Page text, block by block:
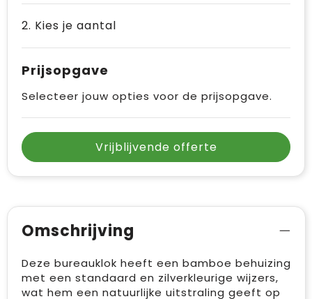
Sport
Vrije tijd en Strand
Waterflesjes
Winterse inspiratie
Toilettassen
Draagtassen
Golftassen
Trolleys
2. Kies je aantal
Prijsopgave
Selecteer jouw opties voor de prijsopgave.
Vrijblijvende offerte
Omschrijving
Deze bureauklok heeft een bamboe behuizing
met een standaard en zilverkleurige wijzers,
wat hem een natuurlijke uitstraling geeft op